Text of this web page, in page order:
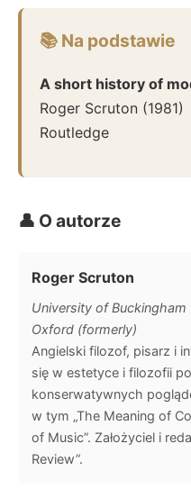
📚 Na podstawie
A short history of
Roger Scruton (1981)
Routledge
👤 O autorze
Roger Scruton
University of
Oxford (formerly)
Angielski filozof, pisarz i
się w estetyce i filozofii
konserwatywnych
w tym „The Meaning of
of Music”. Założyciel i
Review”.